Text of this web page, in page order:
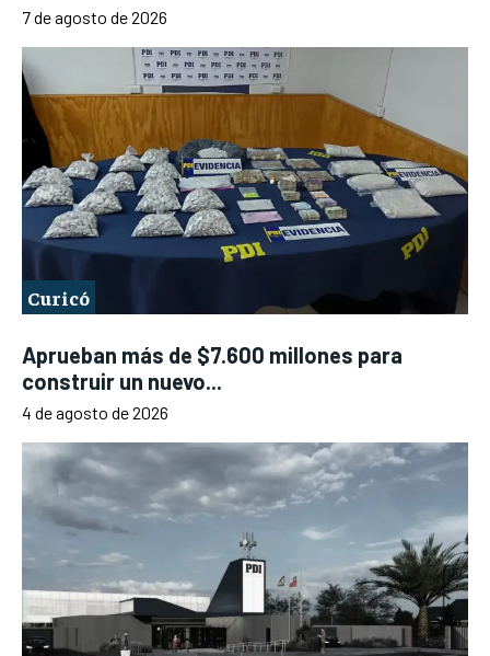
7 de agosto de 2026
Curicó
Aprueban más de $7.600 millones para
construir un nuevo...
4 de agosto de 2026